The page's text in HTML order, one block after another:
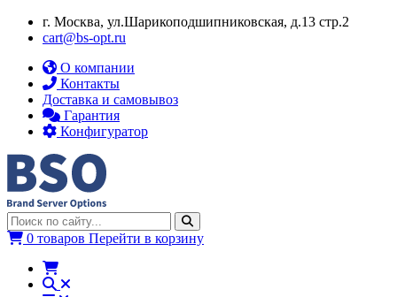
г. Москва, ул.​​Шарикоподшипниковская, д.13 стр.2
cart@bs-opt.ru
О компании
Контакты
Доставка и самовывоз
Гарантия
Конфигуратор
0 товаров Перейти в корзину